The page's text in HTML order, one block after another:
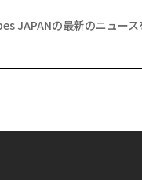
JAPANの最新のニュー